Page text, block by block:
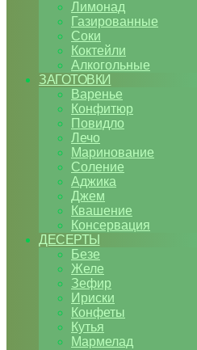
Лимонад
Газированные
Соки
Коктейли
Алкогольные
ЗАГОТОВКИ
Варенье
Конфитюр
Повидло
Лечо
Маринование
Соление
Аджика
Джем
Квашение
Консервация
ДЕСЕРТЫ
Безе
Желе
Зефир
Ириски
Конфеты
Кутья
Мармелад